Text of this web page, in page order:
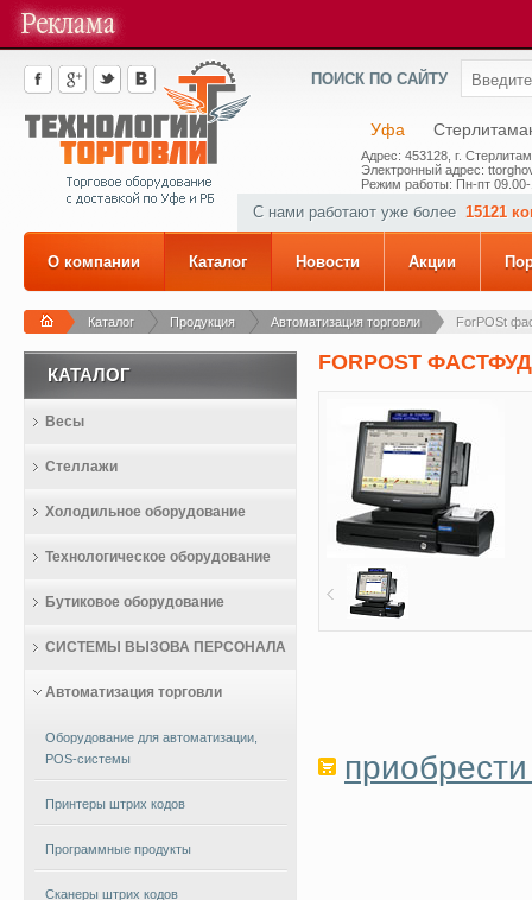
ПОИСК ПО САЙТУ
Уфа
Адрес: 453128, г.
Электронный адрес:
Режим работы: Пн-пт
С нами работают уже более 15121
О компании Каталог Новости Акции
Каталог Продукция Автоматизация торговли ForPOSt
FORPOST
КАТАЛОГ
Весы
Стеллажи
Холодильное оборудование
Технологическое оборудование
Бутиковое оборудование
СИСТЕМЫ ВЫЗОВА ПЕРСОНАЛА
Автоматизация торговли
Оборудование для автоматизации,
POS-системы
Принтеры штрих кодов
Программные продукты
Сканеры штрих кодов